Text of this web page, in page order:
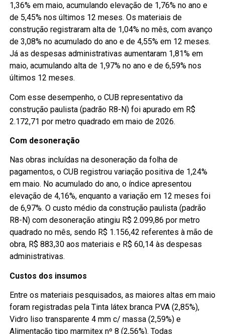
1,36% em maio, acumulando elevação de 1,76% no ano e
de 5,45% nos últimos 12 meses. Os materiais de
construção registraram alta de 1,04% no mês, com avanço
de 3,08% no acumulado do ano e de 4,55% em 12 meses.
Já as despesas administrativas aumentaram 1,81% em
maio, acumulando alta de 1,97% no ano e de 6,59% nos
últimos 12 meses.
Com esse desempenho, o CUB representativo da
construção paulista (padrão R8-N) foi apurado em R$
2.172,71 por metro quadrado em maio de 2026.
Com desoneração
Nas obras incluídas na desoneração da folha de
pagamentos, o CUB registrou variação positiva de 1,24%
em maio. No acumulado do ano, o índice apresentou
elevação de 4,16%, enquanto a variação em 12 meses foi
de 6,97%. O custo médio da construção paulista (padrão
R8-N) com desoneração atingiu R$ 2.099,86 por metro
quadrado no mês, sendo R$ 1.156,42 referentes à mão de
obra, R$ 883,30 aos materiais e R$ 60,14 às despesas
administrativas.
Custos dos insumos
Entre os materiais pesquisados, as maiores altas em maio
foram registradas pela Tinta látex branca PVA (2,85%),
Vidro liso transparente 4 mm c/ massa (2,59%) e
Alimentação tipo marmitex nº 8 (2,56%). Todas